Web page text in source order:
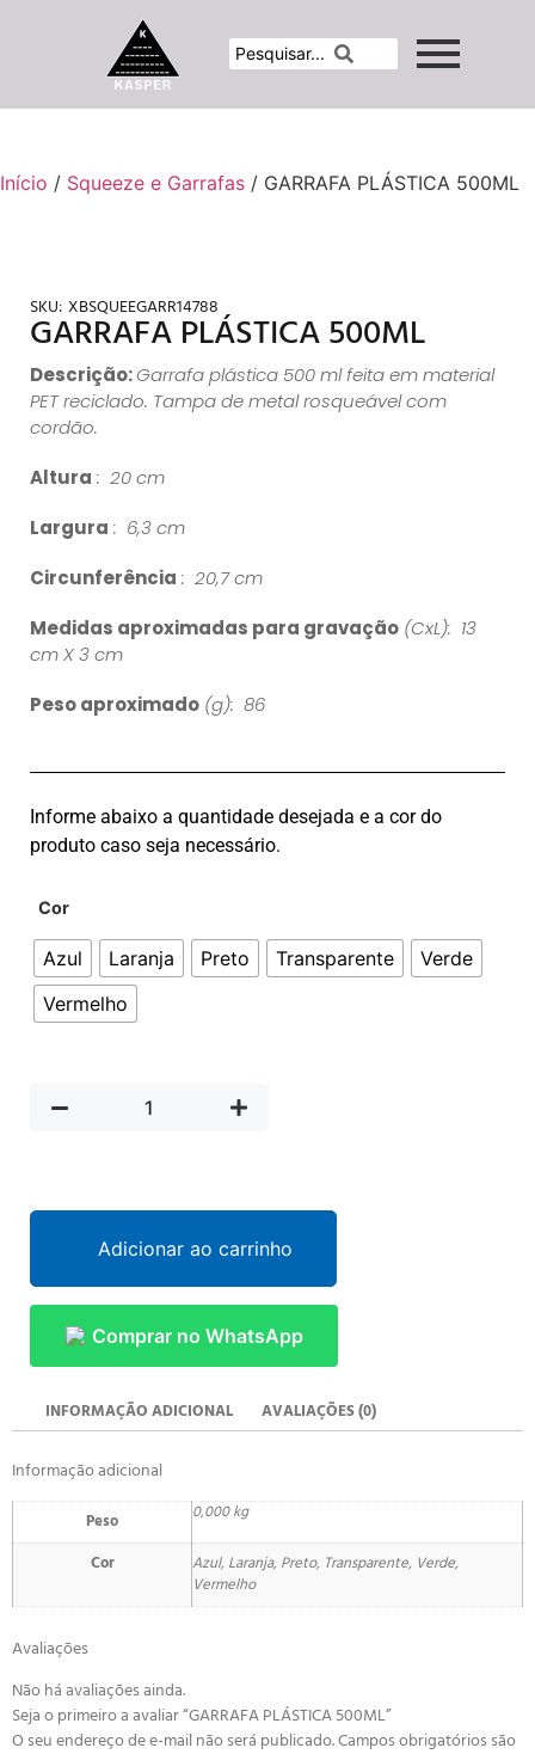
Início / Squeeze e Garrafas / GARRAFA PLÁSTICA 500ML
SKU: XBSQUEEGARR14788
GARRAFA PLÁSTICA 500ML
Descrição:Garrafa plástica 500 ml feita em material
PET reciclado. Tampa de metal rosqueável com
cordão.
Altura : 20 cm
Largura : 6,3 cm
Circunferência : 20,7 cm
Medidas aproximadas para gravação (CxL): 13
cm X 3 cm
Peso aproximado (g): 86
Informe abaixo a quantidade desejada e a cor do
produto caso seja necessário.
Cor
Azul Laranja Preto Transparente
Verde
Vermelho
Adicionar ao carrinho
Comprar no WhatsApp
INFORMAÇÃO ADICIONAL AVALIAÇÕES (0)
Informação adicional
Peso 0,000 kg
Cor
Azul, Laranja, Preto, Transparente, Verde,
Vermelho
Avaliações
Não há avaliações ainda.
Seja o primeiro a avaliar “GARRAFA PLÁSTICA 500ML”
O seu endereço de e-mail não será publicado.Campos obrigatórios são